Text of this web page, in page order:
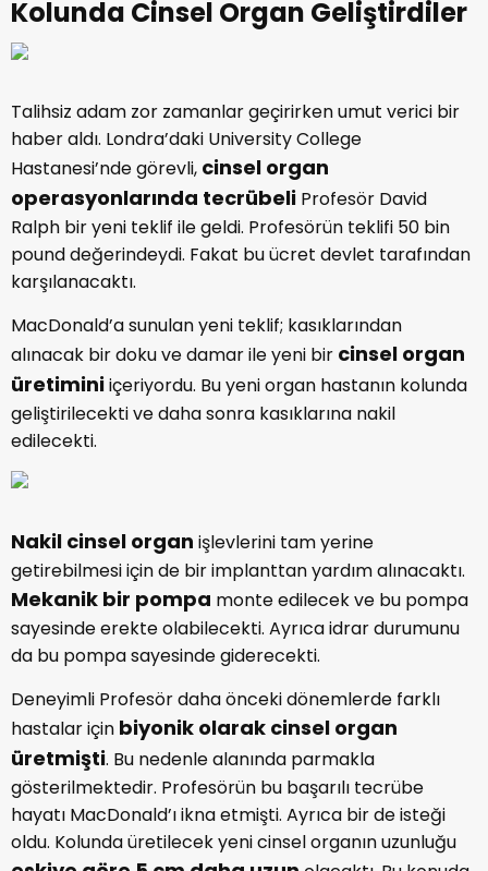
Kolunda Cinsel Organ Geliştirdiler
Talihsiz adam zor zamanlar geçirirken umut verici bir
haber aldı. Londra’daki University College
Hastanesi’nde görevli, cinsel organ
operasyonlarında tecrübeli Profesör David
Ralph bir yeni teklif ile geldi. Profesörün teklifi 50 bin
pound değerindeydi. Fakat bu ücret devlet tarafından
karşılanacaktı.
MacDonald’a sunulan yeni teklif; kasıklarından
alınacak bir doku ve damar ile yeni bir cinsel organ
üretiminiiçeriyordu. Bu yeni organ hastanın kolunda
geliştirilecekti ve daha sonra kasıklarına nakil
edilecekti.
Nakil cinsel organ işlevlerini tam yerine
getirebilmesi için de bir implanttan yardım alınacaktı.
Mekanik bir pompa monte edilecek ve bu pompa
sayesinde erekte olabilecekti. Ayrıca idrar durumunu
da bu pompa sayesinde giderecekti.
Deneyimli Profesör daha önceki dönemlerde farklı
hastalar için biyonik olarak cinsel organ
üretmişti. Bu nedenle alanında parmakla
gösterilmektedir. Profesörün bu başarılı tecrübe
hayatı MacDonald’ı ikna etmişti. Ayrıca bir de isteği
oldu. Kolunda üretilecek yeni cinsel organın uzunluğu